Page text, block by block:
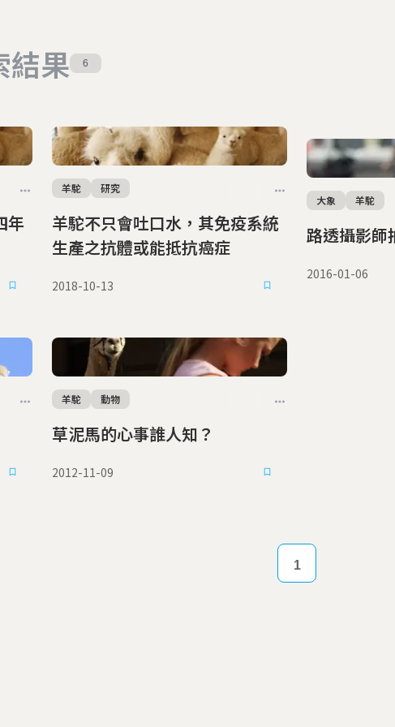
結果 6
年
羊駝不只會吐口水，其免疫系統
生產之抗體或能抵抗癌症
羊駝 研究
2018-10-13
路透攝影師
大象 羊駝
2016-01-06
草泥馬的心事誰人知？
羊駝 動物
2012-11-09
1